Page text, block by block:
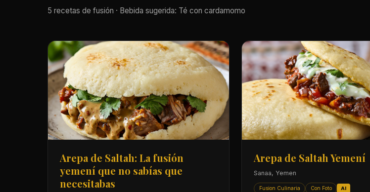
5 recetas de fusión · Bebida sugerida: Té con cardamomo
Arepa de Saltah: La fusión
yemení que no sabías que
necesitabas
Arepa de Saltah Yemení
Sanaa, Yemen
Fusion Culinaria Con Foto AI